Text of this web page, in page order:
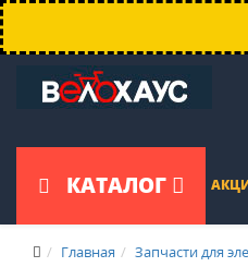
КАТАЛОГ
Главная Запчасти для